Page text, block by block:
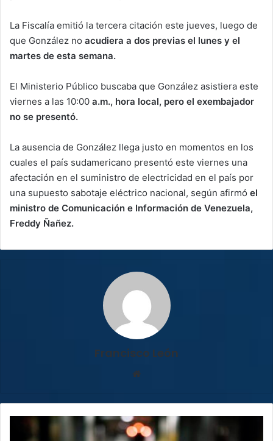
La Fiscalía emitió la tercera citación este jueves, luego de
que González no acudiera a dos previas el lunes y el
martes de esta semana.
El Ministerio Público buscaba que González asistiera este
viernes a las 10:00 a.m., hora local, pero el exembajador
no se presentó.
La ausencia de González llega justo en momentos en los
cuales el país sudamericano presentó este viernes una
afectación en el suministro de electricidad en el país por
una supuesto sabotaje eléctrico nacional, según afirmó el
ministro de Comunicación e Información de Venezuela,
Freddy Ñañez.
Francisco León
Asesinan